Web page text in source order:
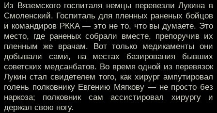
Из Вяземского госпиталя немцы перевезли Лукина в
Смоленский. Госпиталь для пленных раненых бойцов
и командиров РККА — это не то, что вы думаете. Это
место, где раненых собрали вместе, препоручив их
пленным же врачам. Вот только медикаменты они
добывали сами, на местах базирования бывших
советских медсанбатов. Во время одной из перевязок
Лукин стал свидетелем того, как хирург ампутировал
голень полковнику Евгению Мягкову — не просто без
наркоза; полковник сам ассистировал хирургу и
держал свою ногу.